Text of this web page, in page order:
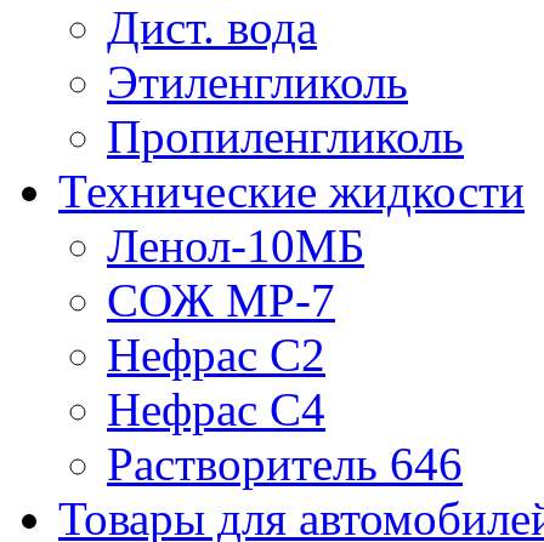
Дист. вода
Этиленгликоль
Пропиленгликоль
Технические жидкости
Ленол-10МБ
СОЖ МР-7
Нефрас С2
Нефрас С4
Растворитель 646
Товары для